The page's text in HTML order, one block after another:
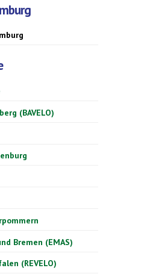
(BAVELO)
Bremen (EMAS)
(REVELO)